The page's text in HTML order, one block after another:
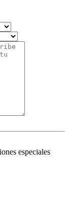
especiales